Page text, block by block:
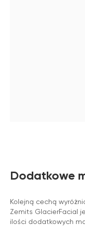
Dodatkowe
Kolejną cechą
Zemits GlacierFacial
ilości dodatkowych